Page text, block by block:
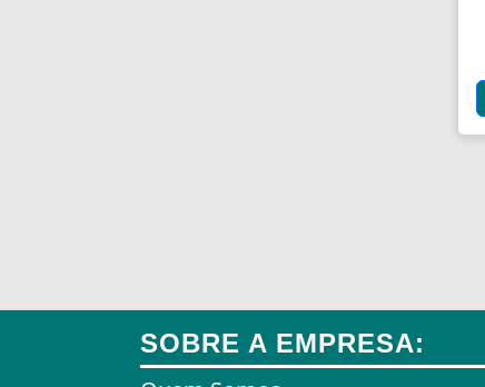
Arcos
Areia
SOBRE A EMPRESA: